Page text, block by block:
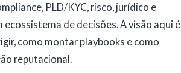
PLD/KYC, risco, jurídico e
de decisões. A visão aqui é
como montar playbooks e como
reputacional.